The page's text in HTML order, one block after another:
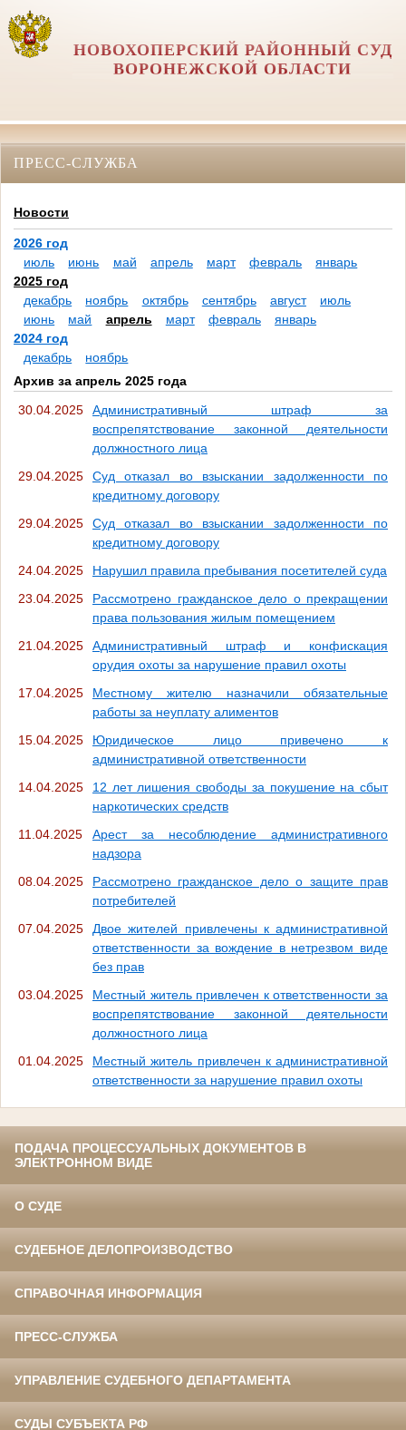
НОВОХОПЕРСКИЙ РАЙОННЫЙ СУД
ВОРОНЕЖСКОЙ ОБЛАСТИ
ПРЕСС-СЛУЖБА
Новости
2026 год
июль
июнь май апрель март февраль
январь
2025 год
декабрь
ноябрь октябрь сентябрь август
июль
июнь
май апрель март февраль
январь
2024 год
декабрь
ноябрь
Архив за апрель 2025 года
30.04.2025
Административный штраф за
воспрепятствование законной деятельности
должностного лица
29.04.2025
Суд отказал во взыскании задолженности по
кредитному договору
29.04.2025
Суд отказал во взыскании задолженности по
кредитному договору
24.04.2025
Нарушил правила пребывания посетителей суда
23.04.2025
Рассмотрено гражданское дело о прекращении
права пользования жилым помещением
21.04.2025
Административный штраф и конфискация
орудия охоты за нарушение правил охоты
17.04.2025
Местному жителю назначили обязательные
работы за неуплату алиментов
15.04.2025
Юридическое лицо привечено к
административной ответственности
14.04.2025
12 лет лишения свободы за покушение на сбыт
наркотических средств
11.04.2025
Арест за несоблюдение административного
надзора
08.04.2025
Рассмотрено гражданское дело о защите прав
потребителей
07.04.2025
Двое жителей привлечены к административной
ответственности за вождение в нетрезвом виде
без прав
03.04.2025
Местный житель привлечен к ответственности за
воспрепятствование законной деятельности
должностного лица
01.04.2025
Местный житель привлечен к административной
ответственности за нарушение правил охоты
ПОДАЧА ПРОЦЕССУАЛЬНЫХ ДОКУМЕНТОВ В
ЭЛЕКТРОННОМ ВИДЕ
О СУДЕ
СУДЕБНОЕ ДЕЛОПРОИЗВОДСТВО
СПРАВОЧНАЯ ИНФОРМАЦИЯ
ПРЕСС-СЛУЖБА
УПРАВЛЕНИЕ СУДЕБНОГО ДЕПАРТАМЕНТА
СУДЫ СУБЪЕКТА РФ